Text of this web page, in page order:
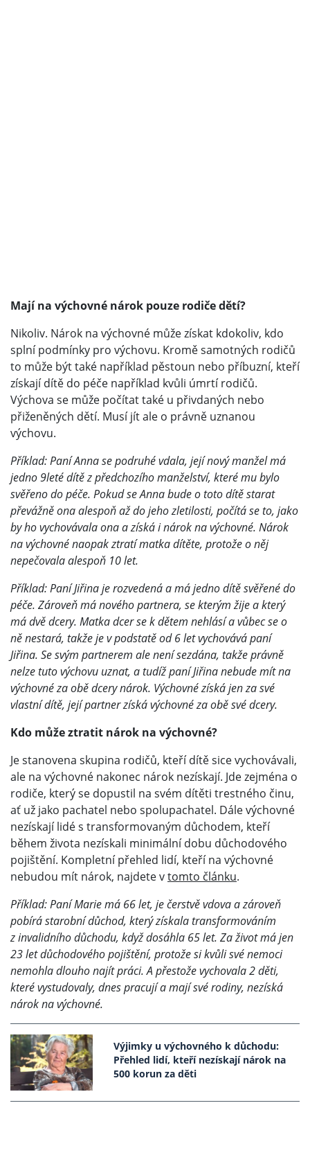
Mají na výchovné nárok pouze rodiče dětí?
Nikoliv. Nárok na výchovné může získat kdokoliv, kdo
splní podmínky pro výchovu. Kromě samotných rodičů
to může být také například pěstoun nebo příbuzní, kteří
získají dítě do péče například kvůli úmrtí rodičů.
Výchova se může počítat také u přivdaných nebo
přiženěných dětí. Musí jít ale o právně uznanou
výchovu.
Příklad: Paní Anna se podruhé vdala, její nový manžel má
jedno 9leté dítě z předchozího manželství, které mu bylo
svěřeno do péče. Pokud se Anna bude o toto dítě starat
převážně ona alespoň až do jeho zletilosti, počítá se to, jako
by ho vychovávala ona a získá i nárok na výchovné. Nárok
na výchovné naopak ztratí matka dítěte, protože o něj
nepečovala alespoň 10 let.
Příklad: Paní Jiřina je rozvedená a má jedno dítě svěřené do
péče. Zároveň má nového partnera, se kterým žije a který
má dvě dcery. Matka dcer se k dětem nehlásí a vůbec se o
ně nestará, takže je v podstatě od 6 let vychovává paní
Jiřina. Se svým partnerem ale není sezdána, takže právně
nelze tuto výchovu uznat, a tudíž paní Jiřina nebude mít na
výchovné za obě dcery nárok. Výchovné získá jen za své
vlastní dítě, její partner získá výchovné za obě své dcery.
Kdo může ztratit nárok na výchovné?
Je stanovena skupina rodičů, kteří dítě sice vychovávali,
ale na výchovné nakonec nárok nezískají. Jde zejména o
rodiče, který se dopustil na svém dítěti trestného činu,
ať už jako pachatel nebo spolupachatel. Dále výchovné
nezískají lidé s transformovaným důchodem, kteří
během života nezískali minimální dobu důchodového
pojištění. Kompletní přehled lidí, kteří na výchovné
nebudou mít nárok, najdete vtomto článku.
Příklad: Paní Marie má 66 let, je čerstvě vdova a zároveň
pobírá starobní důchod, který získala transformováním
z invalidního důchodu, když dosáhla 65 let. Za život má jen
23 let důchodového pojištění, protože si kvůli své nemoci
nemohla dlouho najít práci. A přestože vychovala 2 děti,
které vystudovaly, dnes pracují a mají své rodiny, nezíská
nárok na výchovné.
Výjimky u výchovného k důchodu:
Přehled lidí, kteří nezískají nárok na
500 korun za děti